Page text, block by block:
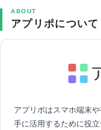
ABOUT
アプリポについて
アプリポはスマホ端末
手に活用するために役